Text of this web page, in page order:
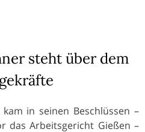
steht über dem
in seinen Beschlüssen –
das Arbeitsgericht Gießen –